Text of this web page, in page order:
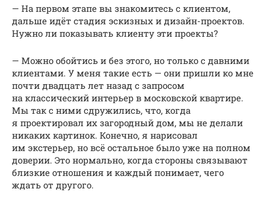
— На первом этапе вы знакомитесь с клиентом,
дальше идёт стадия эскизных и дизайн-проектов.
Нужно ли показывать клиенту эти проекты?
— Можно обойтись и без этого, но только с давними
клиентами. У меня такие есть — они пришли ко мне
почти двадцать лет назад с запросом
на классический интерьер в московской квартире.
Мы так с ними сдружились, что, когда
я проектировал их загородный дом, мы не делали
никаких картинок. Конечно, я нарисовал
им экстерьер, но всё остальное было уже на полном
доверии. Это нормально, когда стороны связывают
близкие отношения и каждый понимает, чего
ждать от другого.